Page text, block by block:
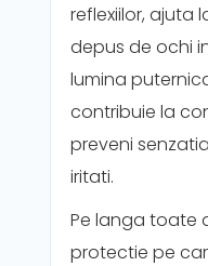
reflexiilor, ajuta
depus de ochi
lumina
contribuie la
preveni
iritati.
Pe langa toate
protectie pe